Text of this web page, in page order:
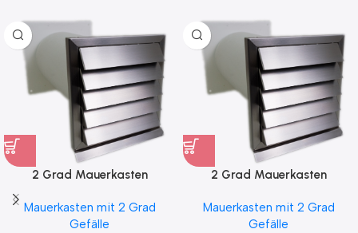
2 Grad Mauerkasten
Kondensatablauf auch mit
Blower Door Test und
Mauerkasten mit 2 Grad
Gefälle
2 Grad Mauerkasten
Kondensatablauf für
Klimageräte Ø150 2Grad
Mauerkasten mit 2 Grad
Gefälle